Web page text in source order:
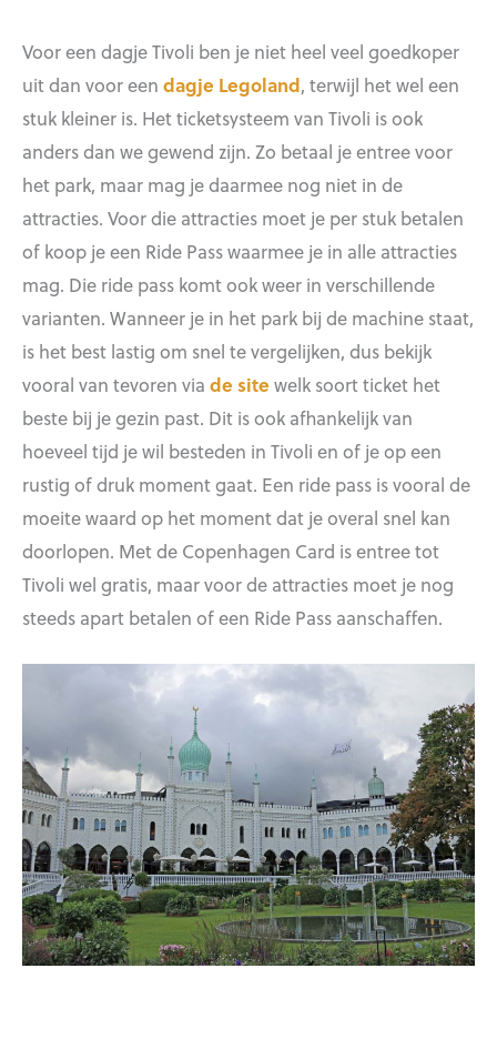
Voor een dagje Tivoli ben je niet heel veel goedkoper
uit dan voor een dagje Legoland, terwijl het wel een
stuk kleiner is. Het ticketsysteem van Tivoli is ook
anders dan we gewend zijn. Zo betaal je entree voor
het park, maar mag je daarmee nog niet in de
attracties. Voor die attracties moet je per stuk betalen
of koop je een Ride Pass waarmee je in alle attracties
mag. Die ride pass komt ook weer in verschillende
varianten. Wanneer je in het park bij de machine staat,
is het best lastig om snel te vergelijken, dus bekijk
vooral van tevoren via de site welk soort ticket het
beste bij je gezin past. Dit is ook afhankelijk van
hoeveel tijd je wil besteden in Tivoli en of je op een
rustig of druk moment gaat. Een ride pass is vooral de
moeite waard op het moment dat je overal snel kan
doorlopen. Met de Copenhagen Card is entree tot
Tivoli wel gratis, maar voor de attracties moet je nog
steeds apart betalen of een Ride Pass aanschaffen.